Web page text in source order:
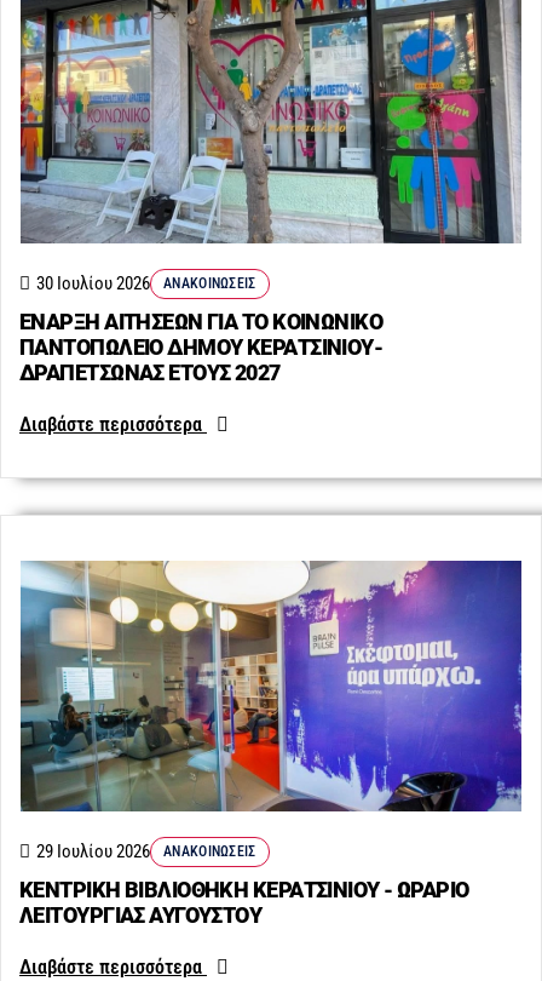
ΕΝΑΡΞΗ ΑΙΤΗΣΕΩΝ ΓΙΑ ΤΟ ΚΟΙΝΩΝΙΚΟ
ΠΑΝΤΟΠΩΛΕΙΟ ΔΗΜΟΥ ΚΕΡΑΤΣΙΝΙΟΥ-
ΔΡΑΠΕΤΣΩΝΑΣ ΕΤΟΥΣ 2027
30 Ιουλίου 2026 ΑΝΑΚΟΙΝΏΣΕΙΣ
Διαβάστε περισσότερα
ΚΕΝΤΡΙΚΗ ΒΙΒΛΙΟΘΗΚΗ ΚΕΡΑΤΣΙΝΙΟΥ - ΩΡΑΡΙΟ
ΛΕΙΤΟΥΡΓΙΑΣ ΑΥΓΟΥΣΤΟΥ
29 Ιουλίου 2026 ΑΝΑΚΟΙΝΏΣΕΙΣ
Διαβάστε περισσότερα